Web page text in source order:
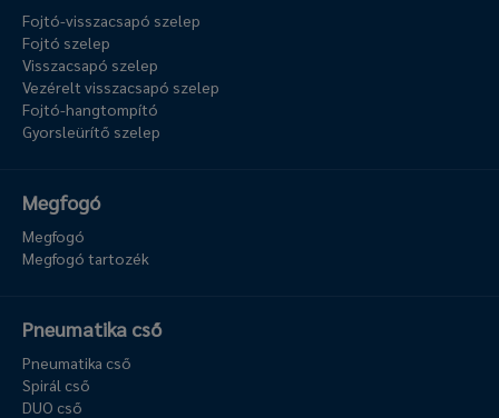
Fojtó-visszacsapó szelep
Fojtó szelep
Visszacsapó szelep
Vezérelt visszacsapó szelep
Fojtó-hangtompító
Gyorsleürítő szelep
Megfogó
Megfogó
Megfogó tartozék
Pneumatika cső
Pneumatika cső
Spirál cső
DUO cső